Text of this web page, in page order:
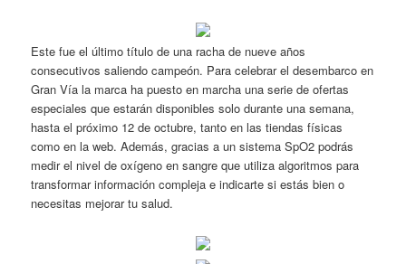
Este fue el último título de una racha de nueve años
consecutivos saliendo campeón. Para celebrar el desembarco en
Gran Vía la marca ha puesto en marcha una serie de ofertas
especiales que estarán disponibles solo durante una semana,
hasta el próximo 12 de octubre, tanto en las tiendas físicas
como en la web. Además, gracias a un sistema SpO2 podrás
medir el nivel de oxígeno en sangre que utiliza algoritmos para
transformar información compleja e indicarte si estás bien o
necesitas mejorar tu salud.